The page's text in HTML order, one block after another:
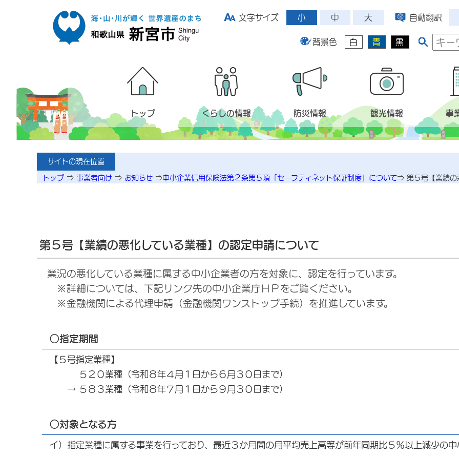
文字サイズ
小 中 大 自動翻訳
背景色 白 青 黒
トップ くらしの情報 防災情報 観光情報 事
サイトの現在位置
トップ ⇒ 事業者向け ⇒ お知らせ ⇒中小企業信用保険法第２条第５項「セーフティネット保証制度」について⇒ 第５号【業績の
第５号【業績の悪化している業種】の認定申請について
業況の悪化している業種に属する中小企業者の方を対象に、認定を行っています。
※詳細については、下記リンク先の中小企業庁ＨＰをご覧ください。
※金融機関による代理申請（金融機関ワンストップ手続）を推進しています。
○指定期間
【５号指定業種】
５２０業種（令和８年４月１日から６月３０日まで）
→ ５８３業種（令和８年７月１日から９月３０日まで）
○対象となる方
イ）指定業種に属する事業を行っており、最近３か月間の月平均売上高等が前年同期比５％以上減少の中